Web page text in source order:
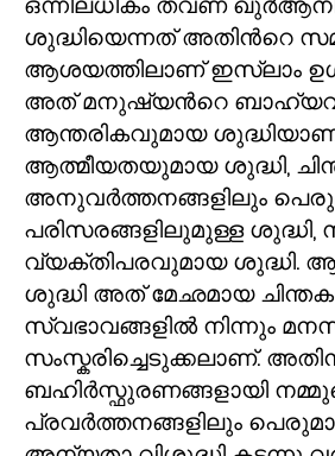
ശുദ്ധിയെന്നത് അതിൻറെ
ആശയത്തിലാണ് ഇസ്ലാം
അത് മനുഷ്യൻറെ
ആന്തരികവുമായ ശുദ്ധിയാണ്
ആത്മീയതയുമായ ശുദ്ധി,
അനുവർത്തനങ്ങളിലും
പരിസരങ്ങളിലുമുള്ള ശുദ്ധി,
വ്യക്തിപരവുമായ ശുദ്ധി.
ശുദ്ധി അത് മേഛമായ
സ്വഭാവങ്ങളിൽ നിന്നും
സംസ്കരിച്ചെടുക്കലാണ്.
ബഹിർസ്ഫുരണങ്ങളായി
പ്രവർത്തനങ്ങളിലും